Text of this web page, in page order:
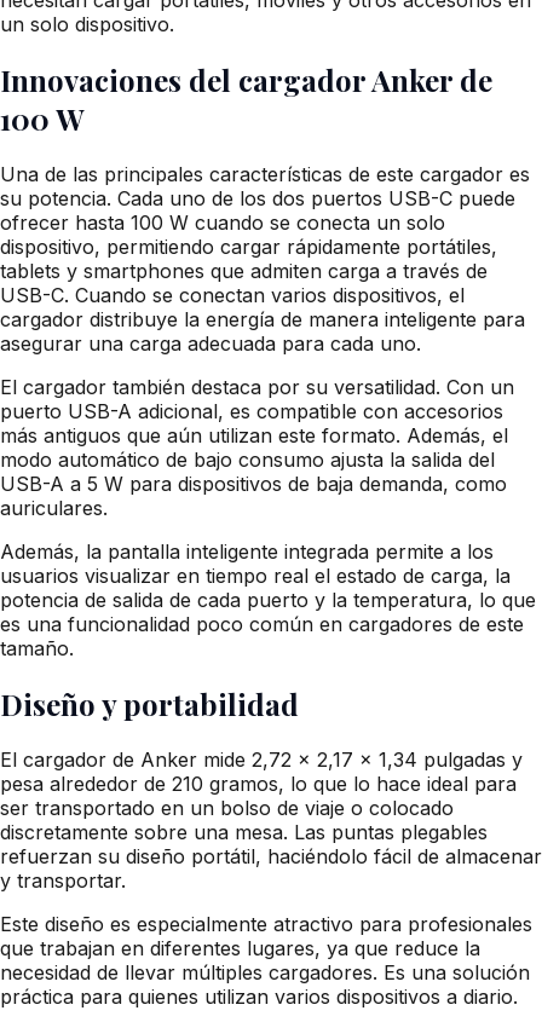
un solo dispositivo.
Innovaciones del cargador Anker de
100 W
Una de las principales características de este cargador es
su potencia. Cada uno de los dos puertos USB-C puede
ofrecer hasta 100 W cuando se conecta un solo
dispositivo, permitiendo cargar rápidamente portátiles,
tablets y smartphones que admiten carga a través de
USB-C. Cuando se conectan varios dispositivos, el
cargador distribuye la energía de manera inteligente para
asegurar una carga adecuada para cada uno.
El cargador también destaca por su versatilidad. Con un
puerto USB-A adicional, es compatible con accesorios
más antiguos que aún utilizan este formato. Además, el
modo automático de bajo consumo ajusta la salida del
USB-A a 5 W para dispositivos de baja demanda, como
auriculares.
Además, la pantalla inteligente integrada permite a los
usuarios visualizar en tiempo real el estado de carga, la
potencia de salida de cada puerto y la temperatura, lo que
es una funcionalidad poco común en cargadores de este
tamaño.
Diseño y portabilidad
El cargador de Anker mide 2,72 x 2,17 x 1,34 pulgadas y
pesa alrededor de 210 gramos, lo que lo hace ideal para
ser transportado en un bolso de viaje o colocado
discretamente sobre una mesa. Las puntas plegables
refuerzan su diseño portátil, haciéndolo fácil de almacenar
y transportar.
Este diseño es especialmente atractivo para profesionales
que trabajan en diferentes lugares, ya que reduce la
necesidad de llevar múltiples cargadores. Es una solución
práctica para quienes utilizan varios dispositivos a diario.